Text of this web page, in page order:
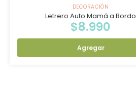
DECORACIÓN
Letrero Auto Mamá a Bordo
$8.990
Agregar